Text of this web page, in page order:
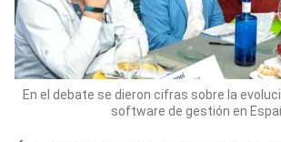
En el debate se dieron cifras sobre la
software de gestión en